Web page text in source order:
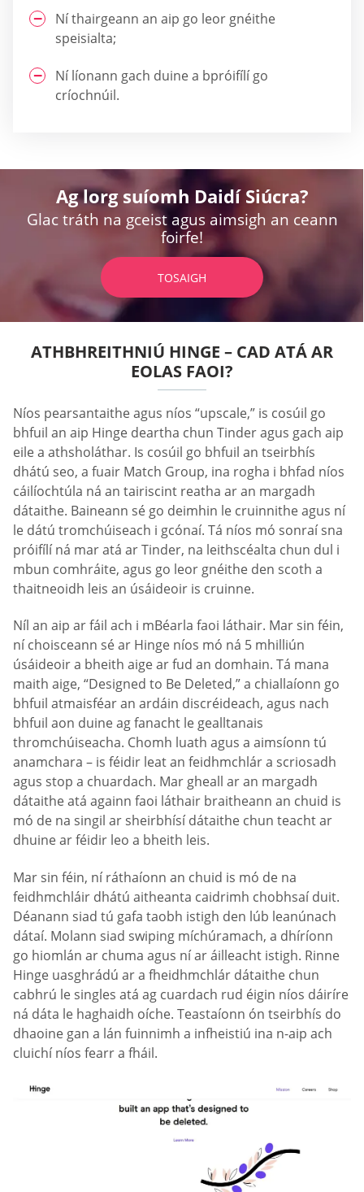
Ní thairgeann an aip go leor gnéithe
speisialta;
Ní líonann gach duine a bpróifílí go
críochnúil.
Ag lorg suíomh Daidí Siúcra?
Glac tráth na gceist agus aimsigh an ceann
foirfe!
TOSAIGH
ATHBHREITHNIÚ HINGE – CAD ATÁ AR
EOLAS FAOI?
Níos pearsantaithe agus níos “upscale,” is cosúil go
bhfuil an aip Hinge deartha chun Tinder agus gach aip
eile a athsholáthar. Is cosúil go bhfuil an tseirbhís
dhátú seo, a fuair Match Group, ina rogha i bhfad níos
cáilíochtúla ná an tairiscint reatha ar an margadh
dátaithe. Baineann sé go deimhin le cruinnithe agus ní
le dátú tromchúiseach i gcónaí. Tá níos mó sonraí sna
próifílí ná mar atá ar Tinder, na leithscéalta chun dul i
mbun comhráite, agus go leor gnéithe den scoth a
thaitneoidh leis an úsáideoir is cruinne.
Níl an aip ar fáil ach i mBéarla faoi láthair. Mar sin féin,
ní choisceann sé ar Hinge níos mó ná 5 mhilliún
úsáideoir a bheith aige ar fud an domhain. Tá mana
maith aige, “Designed to Be Deleted,” a chiallaíonn go
bhfuil atmaisféar an ardáin discréideach, agus nach
bhfuil aon duine ag fanacht le gealltanais
thromchúiseacha. Chomh luath agus a aimsíonn tú
anamchara – is féidir leat an feidhmchlár a scriosadh
agus stop a chuardach. Mar gheall ar an margadh
dátaithe atá againn faoi láthair braitheann an chuid is
mó de na singil ar sheirbhísí dátaithe chun teacht ar
dhuine ar féidir leo a bheith leis.
Mar sin féin, ní ráthaíonn an chuid is mó de na
feidhmchláir dhátú aitheanta caidrimh chobhsaí duit.
Déanann siad tú gafa taobh istigh den lúb leanúnach
dátaí. Molann siad swiping míchúramach, a dhíríonn
go hiomlán ar chuma agus ní ar áilleacht istigh. Rinne
Hinge uasghrádú ar a fheidhmchlár dátaithe chun
cabhrú le singles atá ag cuardach rud éigin níos dáiríre
ná dáta le haghaidh oíche. Teastaíonn ón tseirbhís do
dhaoine gan a lán fuinnimh a infheistiú ina n-aip ach
cluichí níos fearr a fháil.